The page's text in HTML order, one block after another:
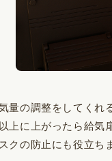
の調整をしてくれ
上に上がったら給気
クの防止にも役立ち